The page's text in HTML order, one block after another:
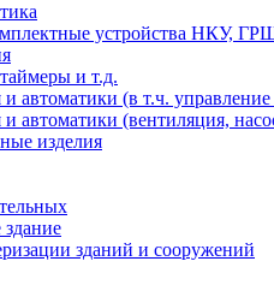
устройства НКУ,
и т.д.
автоматики (в т.ч.
автоматики (вентиляция,
изделия
здание
зданий и сооружений